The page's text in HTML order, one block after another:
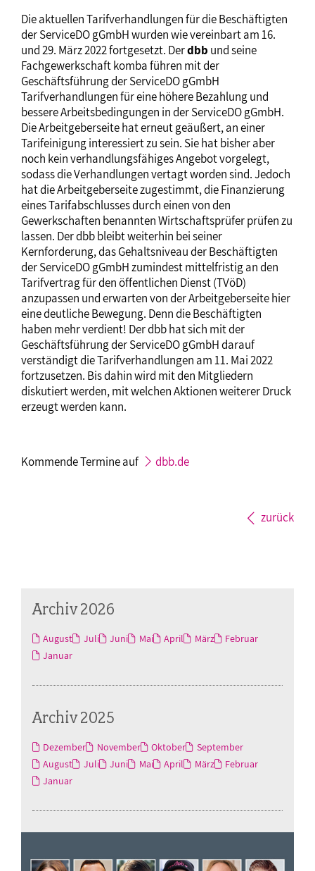
Die aktuellen Tarifverhandlungen für die Beschäftigten
der ServiceDO gGmbH wurden wie vereinbart am 16.
und 29. März 2022 fortgesetzt. Derdbb und seine
Fachgewerkschaft komba führen mit der
Geschäftsführung der ServiceDO gGmbH
Tarifverhandlungen für eine höhere Bezahlung und
bessere Arbeitsbedingungen in der ServiceDO gGmbH.
Die Arbeitgeberseite hat erneut geäußert, an einer
Tarifeinigung interessiert zu sein. Sie hat bisher aber
noch kein verhandlungsfähiges Angebot vorgelegt,
sodass die Verhandlungen vertagt worden sind. Jedoch
hat die Arbeitgeberseite zugestimmt, die Finanzierung
eines Tarifabschlusses durch einen von den
Gewerkschaften benannten Wirtschaftsprüfer prüfen zu
lassen. Der dbb bleibt weiterhin bei seiner
Kernforderung, das Gehaltsniveau der Beschäftigten
der ServiceDO gGmbH zumindest mittelfristig an den
Tarifvertrag für den öffentlichen Dienst (TVöD)
anzupassen und erwarten von der Arbeitgeberseite hier
eine deutliche Bewegung. Denn die Beschäftigten
haben mehr verdient! Der dbb hat sich mit der
Geschäftsführung der ServiceDO gGmbH darauf
verständigt die Tarifverhandlungen am 11. Mai 2022
fortzusetzen. Bis dahin wird mit den Mitgliedern
diskutiert werden, mit welchen Aktionen weiterer Druck
erzeugt werden kann.
Kommende Termine auf dbb.de
zurück
Archiv 2026
August Juli Juni Mai April März
Februar
Januar
Archiv 2025
Dezember November Oktober
September
August
Juli Juni Mai April März
Februar
Januar